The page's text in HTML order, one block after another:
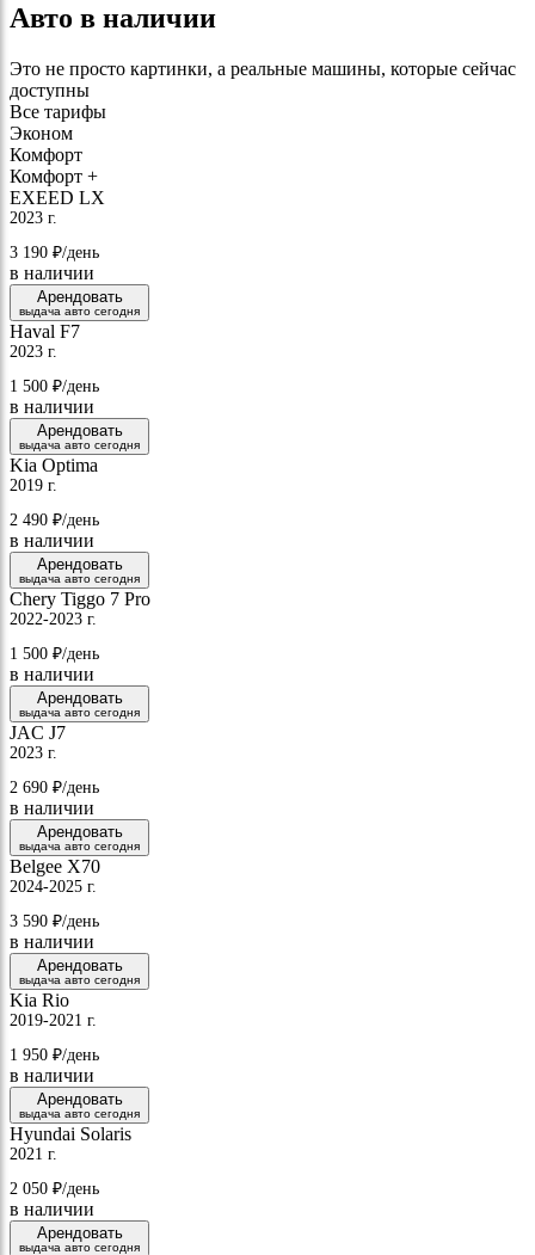
Авто в наличии
Это не просто картинки, а реальные машины, которые сейчас
доступны
Все тарифы
Эконом
Комфорт
Комфорт +
EXEED LX
2023 г.
3 190 ₽/день
в наличии
Арендовать
выдача авто сегодня
Haval F7
2023 г.
1 500 ₽/день
в наличии
Арендовать
выдача авто сегодня
Kia Optima
2019 г.
2 490 ₽/день
в наличии
Арендовать
выдача авто сегодня
Chery Tiggo 7 Pro
2022-2023 г.
1 500 ₽/день
в наличии
Арендовать
выдача авто сегодня
JAC J7
2023 г.
2 690 ₽/день
в наличии
Арендовать
выдача авто сегодня
Belgee X70
2024-2025 г.
3 590 ₽/день
в наличии
Арендовать
выдача авто сегодня
Kia Rio
2019-2021 г.
1 950 ₽/день
в наличии
Арендовать
выдача авто сегодня
Hyundai Solaris
2021 г.
2 050 ₽/день
в наличии
Арендовать
выдача авто сегодня